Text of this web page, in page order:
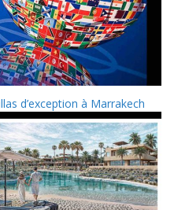
d’exception à Marrakech